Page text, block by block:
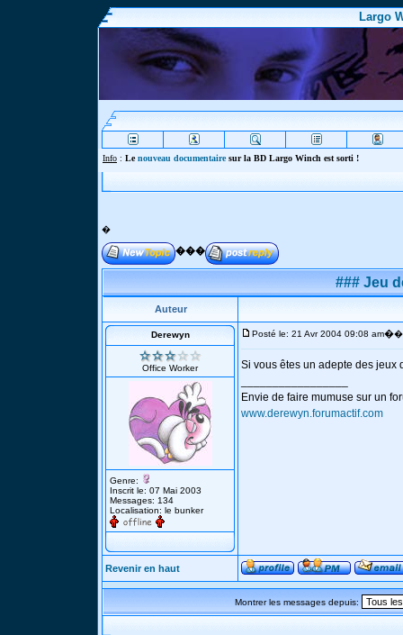
Largo
Info : Lenouveau documentairesur la BD Largo Winch est sorti !
�
���
### Jeu
Auteur
Derewyn
Office Worker
Genre:
Inscrit le: 07 Mai 2003
Messages: 134
Localisation: le bunker
Posté le: 21 Avr 2004 09:08 am��
Si vous êtes un adepte des
Envie de faire mumuse sur un
www.derewyn.forumactif.com
Revenir en haut
Montrer les messages depuis: